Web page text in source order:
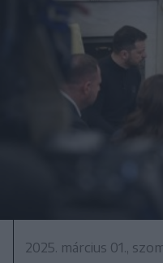
2025. március 01.,